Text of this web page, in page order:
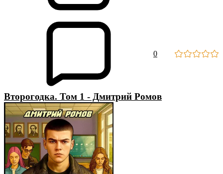
0
Второгодка. Том 1 - Дмитрий Ромов